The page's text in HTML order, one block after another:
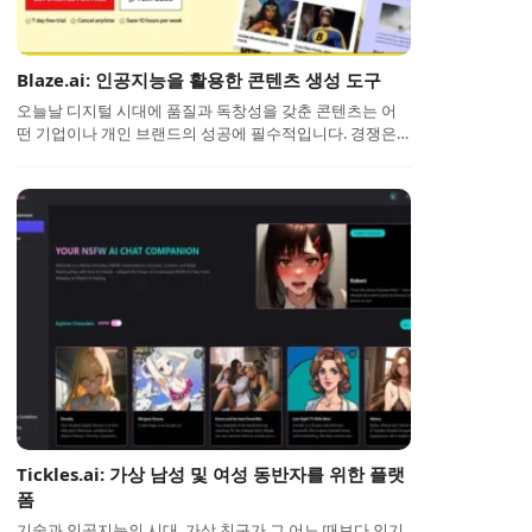
Blaze.ai: 인공지능을 활용한 콘텐츠 생성 도구
오늘날 디지털 시대에 품질과 독창성을 갖춘 콘텐츠는 어
떤 기업이나 개인 브랜드의 성공에 필수적입니다. 경쟁은…
Tickles.ai: 가상 남성 및 여성 동반자를 위한 플랫
폼